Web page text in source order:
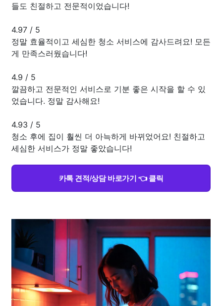
들도 친절하고 전문적이었습니다!
4.97 / 5
정말 효율적이고 세심한 청소 서비스에 감사드려요! 모든
게 만족스러웠습니다!
4.9 / 5
깔끔하고 전문적인 서비스로 기분 좋은 시작을 할 수 있
었습니다. 정말 감사해요!
4.93 / 5
청소 후에 집이 훨씬 더 아늑하게 바뀌었어요! 친절하고
세심한 서비스가 정말 좋았습니다!
카톡 견적/상담 바로가기 👈 클릭